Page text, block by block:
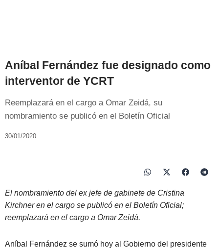
Aníbal Fernández fue designado como
interventor de YCRT
Reemplazará en el cargo a Omar Zeidá, su
nombramiento se publicó en el Boletín Oficial
30/01/2020
El nombramiento del ex jefe de gabinete de Cristina
Kirchner en el cargo se publicó en el Boletín Oficial;
reemplazará en el cargo a Omar Zeidá.
Aníbal Fernández se sumó hoy al Gobierno del presidente